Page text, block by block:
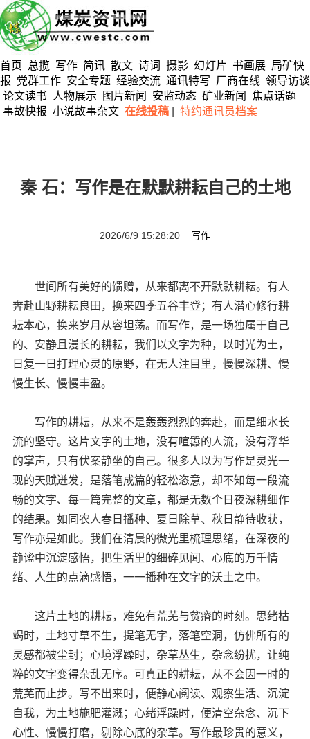
首页 总揽 写作 简讯 散文 诗词 摄影 幻灯片 书画展 局矿快
报 党群工作 安全专题 经验交流 通讯特写 厂商在线 领导访谈
论文读书
人物展示 图片新闻 安监动态 矿业新闻
焦点话题
事故快报 小说故事杂文 在线投稿 特约通讯员档案
秦 石：写作是在默默耕耘自己的土地
2026/6/9 15:28:20 写作
世间所有美好的馈赠，从来都离不开默默耕耘。有人
奔赴山野耕耘良田，换来四季五谷丰登；有人潜心修行耕
耘本心，换来岁月从容坦荡。而写作，是一场独属于自己
的、安静且漫长的耕耘，我们以文字为种，以时光为土，
日复一日打理心灵的原野，在无人注目里，慢慢深耕、慢
慢生长、慢慢丰盈。
写作的耕耘，从来不是轰轰烈烈的奔赴，而是细水长
流的坚守。这片文字的土地，没有喧嚣的人流，没有浮华
的掌声，只有伏案静坐的自己。很多人以为写作是灵光一
现的天赋迸发，是落笔成篇的轻松恣意，却不知每一段流
畅的文字、每一篇完整的文章，都是无数个日夜深耕细作
的结果。如同农人春日播种、夏日除草、秋日静待收获，
写作亦是如此。我们在清晨的微光里梳理思绪，在深夜的
静谧中沉淀感悟，把生活里的细碎见闻、心底的万千情
绪、人生的点滴感悟，一一播种在文字的沃土之中。
这片土地的耕耘，难免有荒芜与贫瘠的时刻。思绪枯
竭时，土地寸草不生，提笔无字，落笔空洞，仿佛所有的
灵感都被尘封；心境浮躁时，杂草丛生，杂念纷扰，让纯
粹的文字变得杂乱无序。可真正的耕耘，从不会因一时的
荒芜而止步。写不出来时，便静心阅读、观察生活、沉淀
自我，为土地施肥灌溉；心绪浮躁时，便清空杂念、沉下
心性、慢慢打磨，剔除心底的杂草。写作最珍贵的意义，